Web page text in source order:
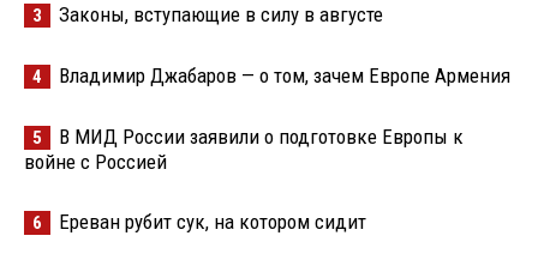
3 Законы, вступающие в силу в августе
4 Владимир Джабаров — о том, зачем Европе Армения
5
В МИД России заявили о подготовке Европы к
войне с Россией
6 Ереван рубит сук, на котором сидит